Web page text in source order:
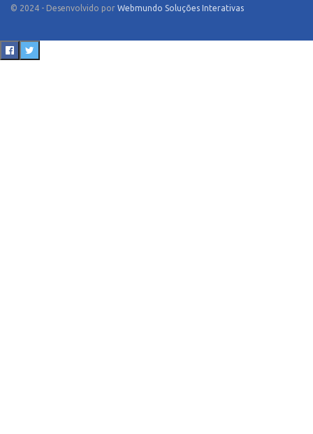
© 2024 - Desenvolvido por Webmundo Soluções Interativas